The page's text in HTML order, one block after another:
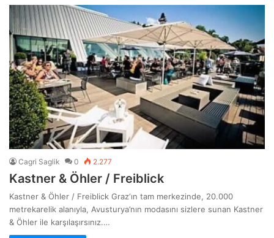
Cagri Saglik 0 2.277
Kastner & Öhler / Freiblick
Kastner & Öhler / Freiblick Graz‘ın tam merkezinde, 20.000
metrekarelik alanıyla, Avusturya’nın modasını sizlere sunan Kastner
& Öhler ile karşılaşırsınız.…